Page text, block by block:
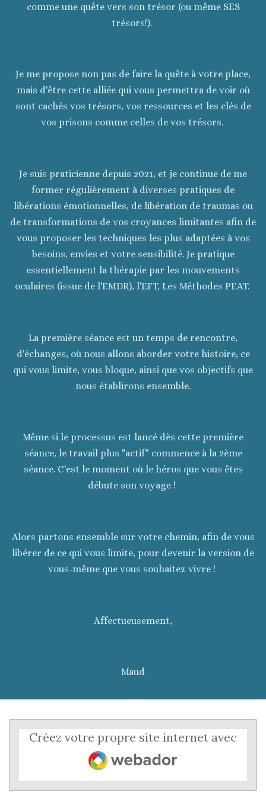
comme une quête vers son trésor (ou même SES
trésors!).
Je me propose non pas de faire la quête à votre place,
mais d'être cette alliée qui vous permettra de voir où
sont cachés vos trésors, vos ressources et les clés de
vos prisons comme celles de vos trésors.
Je suis praticienne depuis 2021, et je continue de me
former régulièrement à diverses pratiques de
libérations émotionnelles, de libération de traumas ou
de transformations de vos croyances limitantes afin de
vous proposer les techniques les plus adaptées à vos
besoins, envies et votre sensibilité. Je pratique
essentiellement la thérapie par les mouvements
oculaires (issue de l'EMDR), l'EFT, Les Méthodes PEAT.
La première séance est un temps de rencontre,
d'échanges, où nous allons aborder votre histoire, ce
qui vous limite, vous bloque, ainsi que vos objectifs que
nous établirons ensemble.
Même si le processus est lancé dès cette première
séance, le travail plus "actif" commence à la 2ème
séance. C'est le moment où le héros que vous êtes
débute son voyage !
Alors partons ensemble sur votre chemin, afin de vous
libérer de ce qui vous limite, pour devenir la version de
vous-même que vous souhaitez vivre !
Affectueusement,
Maud
Créez votre propre site internet avec
Webador